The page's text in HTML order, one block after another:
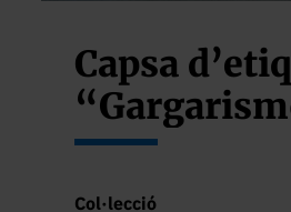
Capsa
Col·lecció